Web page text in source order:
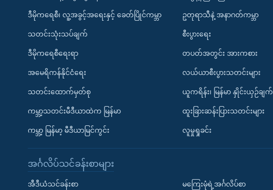
ဒီမိုကရေစီ၊ လူ့အခွင့်အရေးနှင့် ခေတ်ပြိုင်ကမ္ဘာ
သတင်းသုံးသပ်ချက်
ဒီမိုကရေစီရေးရာ
အမေရိကန်နိုင်ငံရေး
သတင်းထောက်မှတ်စု
ကမ္ဘာ့သတင်းမီဒီယာထဲက မြန်မာ
ကမ္ဘာ့ မြန်မာ့ မီဒီယာမြင်ကွင်း
ဥတုရာသီနဲ့ အနာဂတ်ကမ္ဘာ
စီးပွားရေး
တပတ်အတွင်း အားကစား
လယ်ယာစီးပွားသတင်းများ
ယူကရိန်း၊ မြန်မာ နှိုင်းယှဉ်ချက်
ထူးခြားဆန်းပြားသတင်းများ
လူမှုရှုခင်း
အင်္ဂလိပ်သင်ခန်းစာများ
အီဒီယံသင်ခန်းစာ မကြေးမုံရဲ့အင်္ဂလိပ်စာ